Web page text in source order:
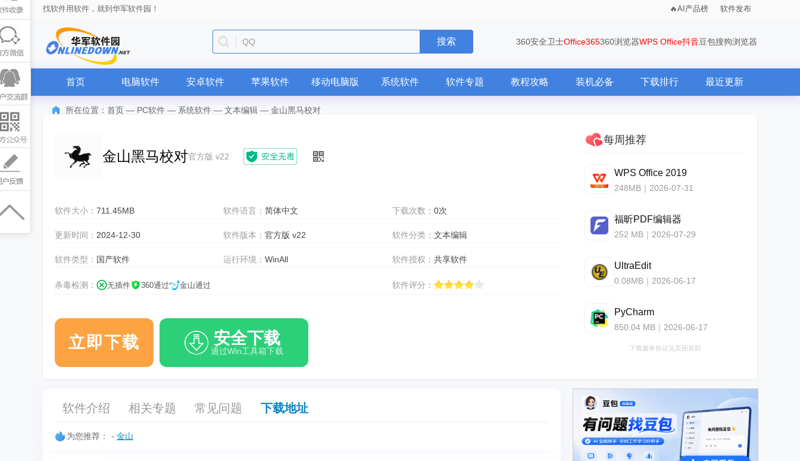
找软件用软件，就到华军软件园！ AI产品榜 软件发布
QQ 搜索 360安全卫士Office365360浏览器WPS Office抖音豆包搜狗浏览器
首页 电脑软件 安卓软件 苹果软件 移动电脑版 系统软件 软件专题 教程攻略 装机必备 下载排行 最近更新
所在位置： 首页 — PC软件 — 系统软件 — 文本编辑 — 金山黑马校对
金山黑马校对官方版 v22
软件大小： 711.45MB 软件语言：简体中文 下载次数： 0次
更新时间： 2024-12-30 软件版本：官方版 v22 软件分类： 文本编辑
软件类型： 国产软件 运行环境：WinAll 软件授权： 共享软件
杀毒检测： 无插件 360通过 金山通过 软件评分：
立即下载 安全下载
通过Win工具箱下载
每周推荐
WPS Office 2019
248MB｜2026-07-31
福昕PDF编辑器
252 MB｜2026-07-29
UltraEdit
0.08MB｜2026-06-17
PyCharm
850.04 MB｜2026-06-17
下载服务协议见页面底部
软件介绍 相关专题 常见问题 下载地址
为您推荐： - 金山